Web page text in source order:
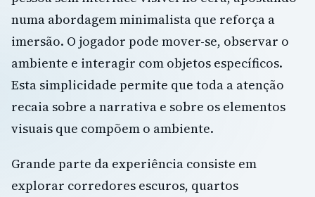
numa abordagem minimalista que reforça a
imersão. O jogador pode mover-se, observar o
ambiente e interagir com objetos específicos.
Esta simplicidade permite que toda a atenção
recaia sobre a narrativa e sobre os elementos
visuais que compõem o ambiente.
Grande parte da experiência consiste em
explorar corredores escuros, quartos